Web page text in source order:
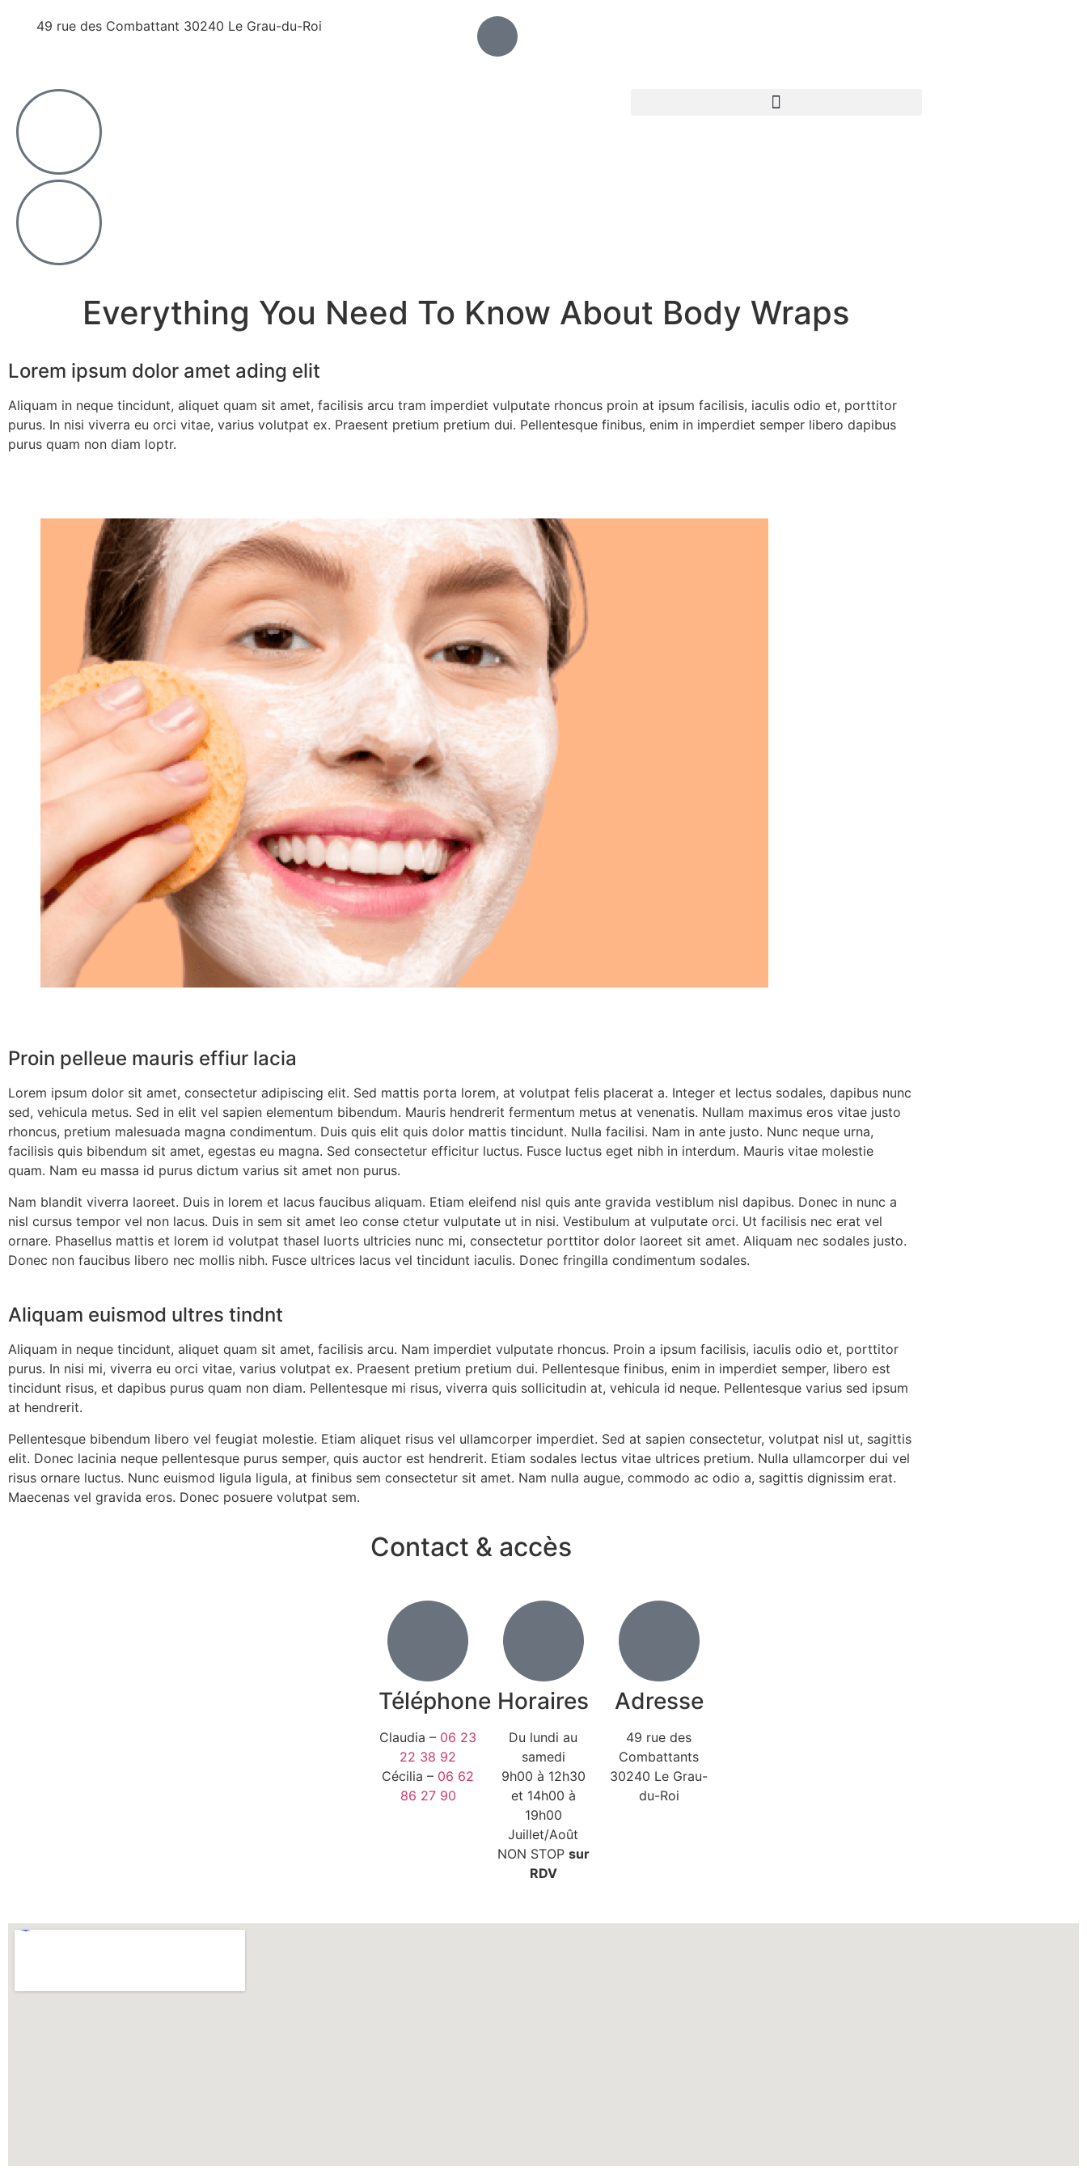
49 rue des Combattant 30240 Le Grau-du-Roi
Everything You Need To Know About Body Wraps
Lorem ipsum dolor amet ading elit
Aliquam in neque tincidunt, aliquet quam sit amet, facilisis arcu tram imperdiet vulputate rhoncus proin at ipsum facilisis, iaculis odio et, porttitor
purus. In nisi viverra eu orci vitae, varius volutpat ex. Praesent pretium pretium dui. Pellentesque finibus, enim in imperdiet semper libero dapibus
purus quam non diam loptr.
Proin pelleue mauris effiur lacia
Lorem ipsum dolor sit amet, consectetur adipiscing elit. Sed mattis porta lorem, at volutpat felis placerat a. Integer et lectus sodales, dapibus nunc
sed, vehicula metus. Sed in elit vel sapien elementum bibendum. Mauris hendrerit fermentum metus at venenatis. Nullam maximus eros vitae justo
rhoncus, pretium malesuada magna condimentum. Duis quis elit quis dolor mattis tincidunt. Nulla facilisi. Nam in ante justo. Nunc neque urna,
facilisis quis bibendum sit amet, egestas eu magna. Sed consectetur efficitur luctus. Fusce luctus eget nibh in interdum. Mauris vitae molestie
quam. Nam eu massa id purus dictum varius sit amet non purus.
Nam blandit viverra laoreet. Duis in lorem et lacus faucibus aliquam. Etiam eleifend nisl quis ante gravida vestiblum nisl dapibus. Donec in nunc a
nisl cursus tempor vel non lacus. Duis in sem sit amet leo conse ctetur vulputate ut in nisi. Vestibulum at vulputate orci. Ut facilisis nec erat vel
ornare. Phasellus mattis et lorem id volutpat thasel luorts ultricies nunc mi, consectetur porttitor dolor laoreet sit amet. Aliquam nec sodales justo.
Donec non faucibus libero nec mollis nibh. Fusce ultrices lacus vel tincidunt iaculis. Donec fringilla condimentum sodales.
Aliquam euismod ultres tindnt
Aliquam in neque tincidunt, aliquet quam sit amet, facilisis arcu. Nam imperdiet vulputate rhoncus. Proin a ipsum facilisis, iaculis odio et, porttitor
purus. In nisi mi, viverra eu orci vitae, varius volutpat ex. Praesent pretium pretium dui. Pellentesque finibus, enim in imperdiet semper, libero est
tincidunt risus, et dapibus purus quam non diam. Pellentesque mi risus, viverra quis sollicitudin at, vehicula id neque. Pellentesque varius sed ipsum
at hendrerit.
Pellentesque bibendum libero vel feugiat molestie. Etiam aliquet risus vel ullamcorper imperdiet. Sed at sapien consectetur, volutpat nisl ut, sagittis
elit. Donec lacinia neque pellentesque purus semper, quis auctor est hendrerit. Etiam sodales lectus vitae ultrices pretium. Nulla ullamcorper dui vel
risus ornare luctus. Nunc euismod ligula ligula, at finibus sem consectetur sit amet. Nam nulla augue, commodo ac odio a, sagittis dignissim erat.
Maecenas vel gravida eros. Donec posuere volutpat sem.
Contact & accès
Téléphone
Claudia – 06 23
22 38 92
Cécilia – 06 62
86 27 90
Horaires
Du lundi au
samedi
9h00 à 12h30
et 14h00 à
19h00
Juillet/Août
NON STOP sur
RDV
Adresse
49 rue des
Combattants
30240 Le Grau-
du-Roi